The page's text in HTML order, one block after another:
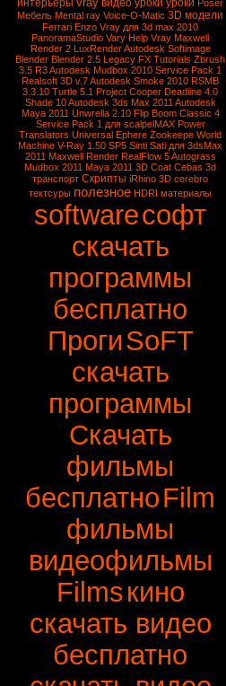
интерьеры видео уроки уроки Poser
Мебель Mental ray Voice-O-Matic 3D модели
Ferrari Enzo Vray для 3d max 2010
PanoramaStudio Vary Help Vray Maxwell
Render 2 LuxRenderAutodesk Softimage
Blender Blender 2.5 Legacy FX Tutorials Zbrush
3.5 R3 Autodesk Mudbox 2010 Service Pack 1
Realsoft 3D v.7 Autodesk Smoke 2010 RSMB
3.3.10 Turtle 5.1 Project Cooper Deadline 4.0
Shade 10Autodesk 3ds Max 2011 Autodesk
Maya 2011 Unwrella 2.10 Flip Boom Classic 4
Service Pack 1 для scalpelMAX Power
Translators Universal Ephere Zookeepe World
Machine V-Ray 1.50 SP5 Sinti Sati для 3dsMax
2011 Maxwell Render RealFlow 5Autograss
Mudbox 2011 Maya 2011 3D Coat Cebas 3d
транспорт Скрипты iRhino 3D cerebro
тектсуры полезное HDRI материалы
softwareсофт
скачать
программы
бесплатно
ПрогиSoFT
скачать
программы
Скачать
фильмы
бесплатноFilm
фильмы
видеофильмы
Filmsкино
скачать видео
бесплатно